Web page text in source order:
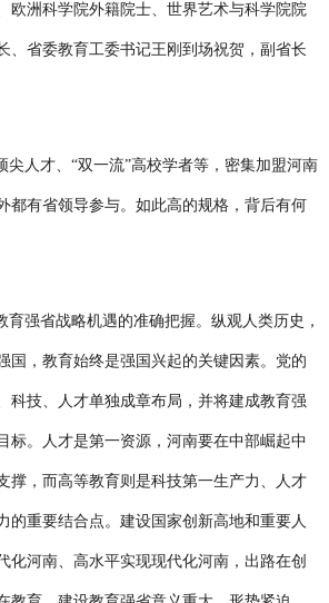
欧洲科学院外籍院士、世界艺术与科学院院
、省委教育工委书记王刚到场祝贺，副省长
尖人才、“双一流”高校学者等，密集加盟河南
都有省领导参与。如此高的规格，背后有何
育强省战略机遇的准确把握。纵观人类历史，
国，教育始终是强国兴起的关键因素。党的
科技、人才单独成章布局，并将建成教育强
标。人才是第一资源，河南要在中部崛起中
撑，而高等教育则是科技第一生产力、人才
的重要结合点。建设国家创新高地和重要人
化河南、高水平实现现代化河南，出路在创